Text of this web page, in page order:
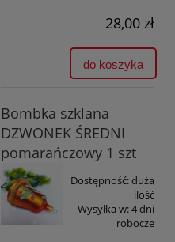
28,00 zł
do koszyka
Bombka szklana
DZWONEK ŚREDNI
pomarańczowy 1 szt
Dostępność:duża
ilość
Wysyłka w:4 dni
robocze